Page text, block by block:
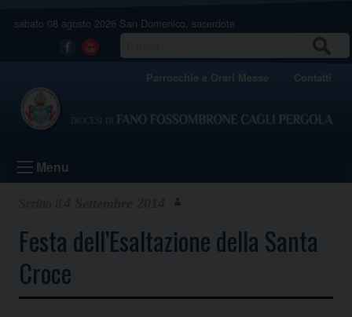
sabato 08 agosto 2026 San Domenico, sacerdote
Facebook
Youtube
Parrocchie e Orari Messe Contatti
Menu
Festa dell’Esaltazione della Santa
Croce